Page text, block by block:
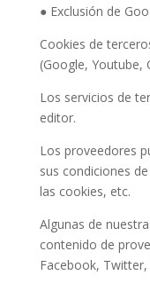
● Exclusión de
Cookies de
(Google, Youtube,
Los servicios de
editor.
Los proveedores
sus condiciones
las cookies, etc.
Algunas de
contenido de
Facebook,